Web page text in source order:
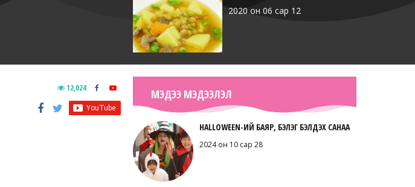
2020 он 06 сар 12
2020 он 05 сар 30
12,024 МЭДЭЭ МЭДЭЭЛЭЛ
HALLOWEEN-ИЙ БАЯР, БЭЛЭГ БЭЛДЭХ САНАА
2024 он 10 сар 28